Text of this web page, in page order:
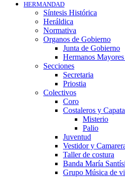
HERMANDAD
Síntesis Histórica
Heráldica
Normativa
Organos de Gobierno
Junta de Gobierno
Hermanos
Secciones
Secretaria
Priostia
Colectivos
Coro
Costaleros y
Misterio
Palio
Juventud
Vestidor y
Taller de costura
Banda María
Grupo Música de